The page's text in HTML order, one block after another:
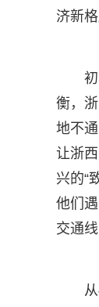
济新
衡，
地不
让浙
兴的“
他们
交通